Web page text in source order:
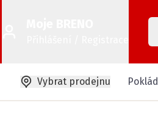
Vybrat prodejnu